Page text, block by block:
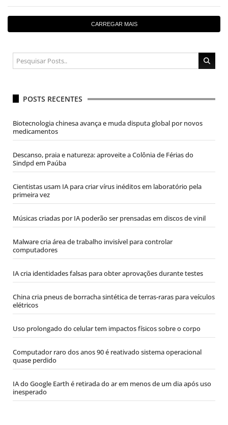
CARREGAR MAIS
POSTS RECENTES
Biotecnologia chinesa avança e muda disputa global por novos
medicamentos
Descanso, praia e natureza: aproveite a Colônia de Férias do
Sindpd em Paúba
Cientistas usam IA para criar vírus inéditos em laboratório pela
primeira vez
Músicas criadas por IA poderão ser prensadas em discos de vinil
Malware cria área de trabalho invisível para controlar
computadores
IA cria identidades falsas para obter aprovações durante testes
China cria pneus de borracha sintética de terras-raras para veículos
elétricos
Uso prolongado do celular tem impactos físicos sobre o corpo
Computador raro dos anos 90 é reativado sistema operacional
quase perdido
IA do Google Earth é retirada do ar em menos de um dia após uso
inesperado